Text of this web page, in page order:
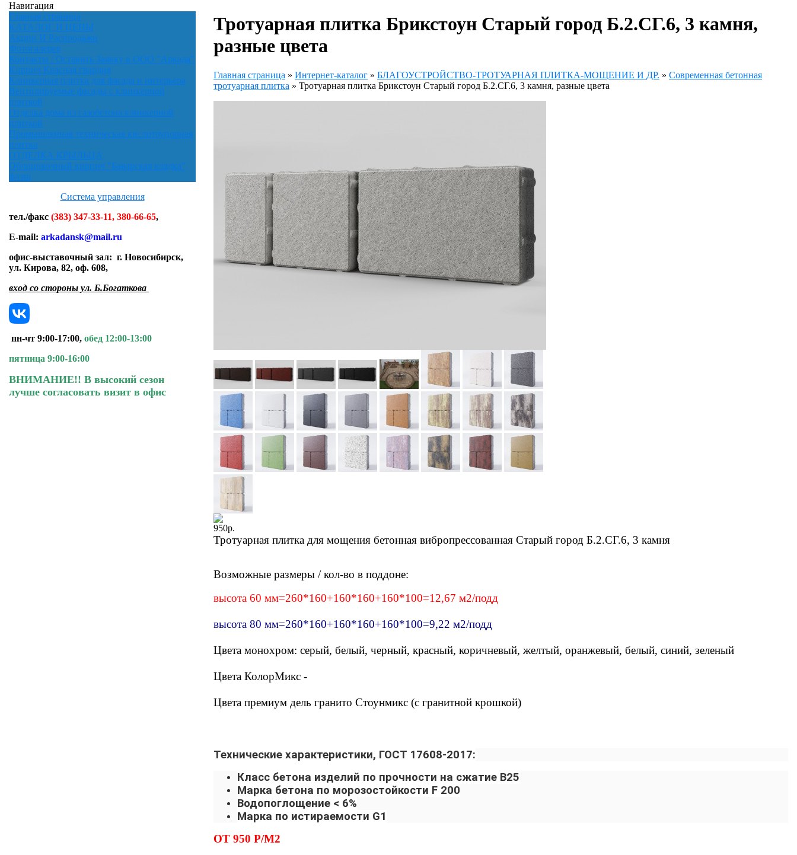
Навигация
Главная страница
КАТАЛОГ И ЦЕНЫ
Акции И Распродажи
Фотогалерея
Контакты / Оставить Заявку в ООО "Аркада"
Кирпич Красная гвардия
Клинкерная плитка для фасада и интерьера
Вентилируемые фасады с клинкерной
плиткой
Отделка дома из газобетона клинкерной
плиткой
Промышленная техническая кислотоупорная
плитка
ОТДЕЛКА КРЫЛЬЦА
Облицовочный кирпич "Баварская кладка"
флэш
Система управления
тел./факс (383) 347-33-11, 380-66-65,
E-mail: arkadansk@mail.ru
офис-выставочный зал: г. Новосибирск,
ул. Кирова, 82, оф. 608,
вход со стороны ул. Б.Богаткова
пн-чт 9:00-17:00, обед 12:00-13:00
пятница 9:00-16:00
ВНИМАНИЕ!! В высокий сезон
лучше согласовать визит в офис
Тротуарная плитка Брикстоун Старый город Б.2.СГ.6, 3 камня,
разные цвета
Главная страница » Интернет-каталог » БЛАГОУСТРОЙСТВО-ТРОТУАРНАЯ ПЛИТКА-МОЩЕНИЕ И ДР. » Современная бетонная
тротуарная плитка » Тротуарная плитка Брикстоун Старый город Б.2.СГ.6, 3 камня, разные цвета
950р.
Тротуарная плитка для мощения бетонная вибропрессованная Старый город Б.2.СГ.6, 3 камня
Возможные размеры / кол-во в поддоне:
высота 60 мм=260*160+160*160+160*100=12,67 м2/подд
высота 80 мм=260*160+160*160+160*100=9,22 м2/подд
Цвета монохром: серый, белый, черный, красный, коричневый, желтый, оранжевый, белый, синий, зеленый
Цвета КолорМикс -
Цвета премиум дель гранито Стоунмикс (с гранитной крошкой)
Технические характеристики, ГОСТ 17608-2017:
Класс бетона изделий по прочности на сжатие В25
Марка бетона по морозостойкости F 200
Водопоглощение < 6%
Марка по истираемости G1
ОТ 950 Р/М2